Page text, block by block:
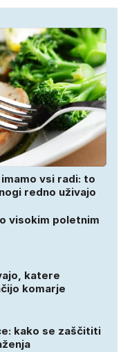
vsi radi: to
redno uživajo
visokim poletnim
katere
komarje
kako se zaščititi